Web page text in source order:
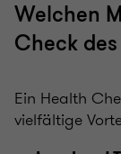
Welchen
Check
Ein Health
vielfältige